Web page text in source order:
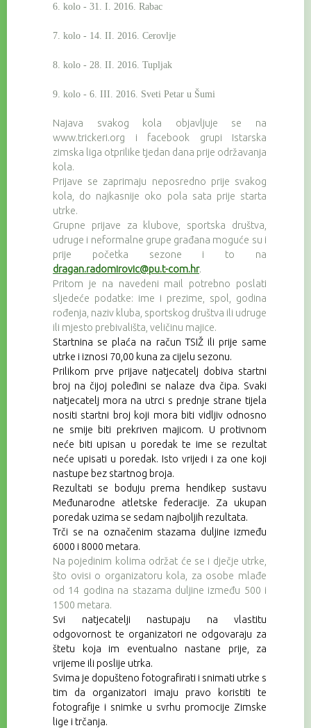
6. kolo - 31. I. 2016. Rabac
7. kolo - 14. II. 2016. Cerovlje
8. kolo - 28. II. 2016. Tupljak
9. kolo - 6. III. 2016. Sveti Petar u Šumi
Najava svakog kola objavljuje se na
www.trickeri.org i facebook grupi Istarska
zimska liga otprilike tjedan dana prije održavanja
kola.
Prijave se zaprimaju neposredno prije svakog
kola, do najkasnije oko pola sata prije starta
utrke.
Grupne prijave za klubove, sportska društva,
udruge i neformalne grupe građana moguće su i
prije početka sezone i to na
dragan.radomirovic@pu.t-com.hr.
Pritom je na navedeni mail potrebno poslati
sljedeće podatke: ime i prezime, spol, godina
rođenja, naziv kluba, sportskog društva ili udruge
ili mjesto prebivališta, veličinu majice.
Startnina se plaća na račun TSIŽ ili prije same
utrke i iznosi 70,00 kuna za cijelu sezonu.
Prilikom prve prijave natjecatelj dobiva startni
broj na čijoj poleđini se nalaze dva čipa. Svaki
natjecatelj mora na utrci s prednje strane tijela
nositi startni broj koji mora biti vidljiv odnosno
ne smije biti prekriven majicom. U protivnom
neće biti upisan u poredak te ime se rezultat
neće upisati u poredak. Isto vrijedi i za one koji
nastupe bez startnog broja.
Rezultati se boduju prema hendikep sustavu
Međunarodne atletske federacije. Za ukupan
poredak uzima se sedam najboljih rezultata.
Trči se na označenim stazama duljine između
6000 i 8000 metara.
Na pojedinim kolima održat će se i dječje utrke,
što ovisi o organizatoru kola, za osobe mlađe
od 14 godina na stazama duljine između 500 i
1500 metara.
Svi natjecatelji nastupaju na vlastitu
odgovornost te organizatori ne odgovaraju za
štetu koja im eventualno nastane prije, za
vrijeme ili poslije utrka.
Svima je dopušteno fotografirati i snimati utrke s
tim da organizatori imaju pravo koristiti te
fotografije i snimke u svrhu promocije Zimske
lige i trčanja.